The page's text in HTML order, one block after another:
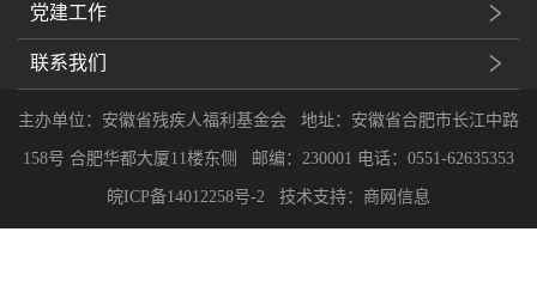
党建工作
联系我们
主办单位：安徽省残疾人福利基金会 地址：安徽省合肥市长江中路
158号 合肥华都大厦11楼东侧 邮编：230001 电话：0551-62635353
皖ICP备14012258号-2 技术支持：商网信息